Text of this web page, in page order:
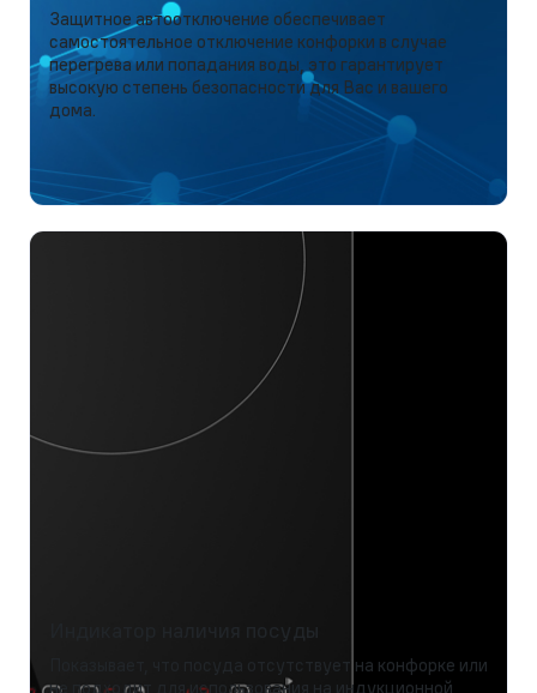
Защитное автоотключение обеспечивает
самостоятельное отключение конфорки в случае
перегрева или попадания воды, это гарантирует
высокую степень безопасности для Вас и вашего
дома.
Показывает, что посуда отсутствует на конфорке или
не подходит для использования на индукционной